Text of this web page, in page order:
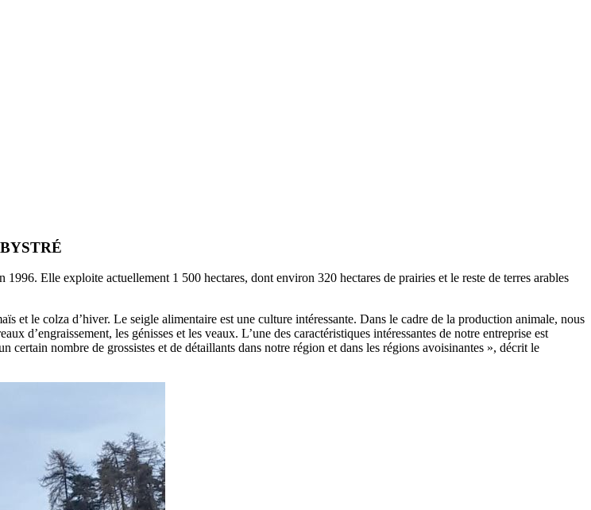
Elle exploite actuellement 1 500 hectares, dont environ 320 hectares de prairies et le reste de terres arables
et le colza d’hiver. Le seigle alimentaire est une culture intéressante. Dans le cadre de la production animale, nous
d’engraissement, les génisses et les veaux. L’une des caractéristiques intéressantes de notre entreprise est
nombre de grossistes et de détaillants dans notre région et dans les régions avoisinantes », décrit le